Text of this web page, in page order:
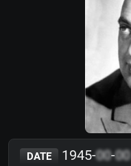
DATE 1945-00-00